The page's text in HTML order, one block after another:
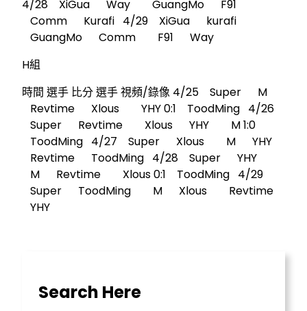
4/28 XiGua Way GuangMo F91
Comm Kurafi 4/29 XiGua kurafi
GuangMo Comm F91 Way
H組
時間 選手 比分 選手 視頻/錄像 4/25 Super M
Revtime Xlous YHY 0:1 ToodMing 4/26
Super Revtime Xlous YHY M 1:0
ToodMing 4/27 Super Xlous M YHY
Revtime ToodMing 4/28 Super YHY
M Revtime Xlous 0:1 ToodMing 4/29
Super ToodMing M Xlous Revtime
YHY
Search Here